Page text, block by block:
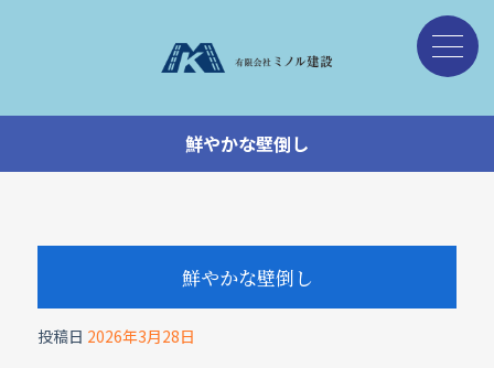
鮮やかな壁倒し
鮮やかな壁倒し
投稿日 2026年3月28日